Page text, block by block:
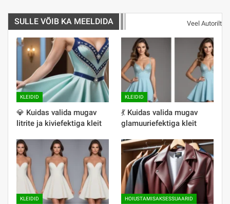
SULLE VÕIB KA MEELDIDA Veel Autorilt
KLEIDID
💎 Kuidas valida mugav
litrite ja kiviefektiga kleit
KLEIDID
💃 Kuidas valida mugav
glamuuriefektiga kleit
KLEIDID HOIUSTAMISAKSESSUAARID